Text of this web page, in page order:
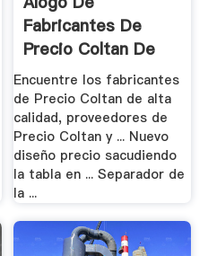
Fabricantes De
Precio Coltan De
Alta .
Encuentre los fabricantes
de Precio Coltan de alta
calidad, proveedores de
Precio Coltan y ... Nuevo
diseño precio sacudiendo
la tabla en ... Separador de
la ...